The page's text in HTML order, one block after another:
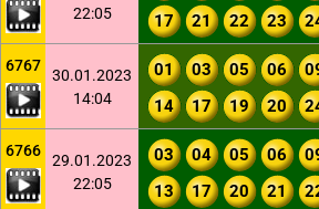
22:05
17
21 22 23
6767
30.01.2023
14:04
01 03 05 06
14
17 19 20
6766
29.01.2023
22:05
03 04 05 06
13
17 20 21